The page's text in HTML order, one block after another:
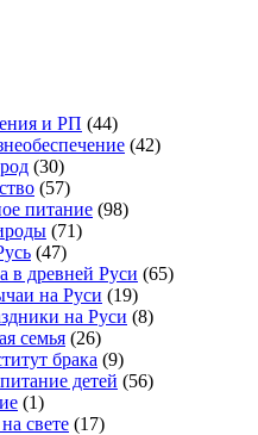
и РП (44)
(42)
(30)
(57)
питание (98)
(71)
(47)
в древней Руси (65)
на Руси (19)
на Руси (8)
семья (26)
брака (9)
детей (56)
(1)
свете (17)